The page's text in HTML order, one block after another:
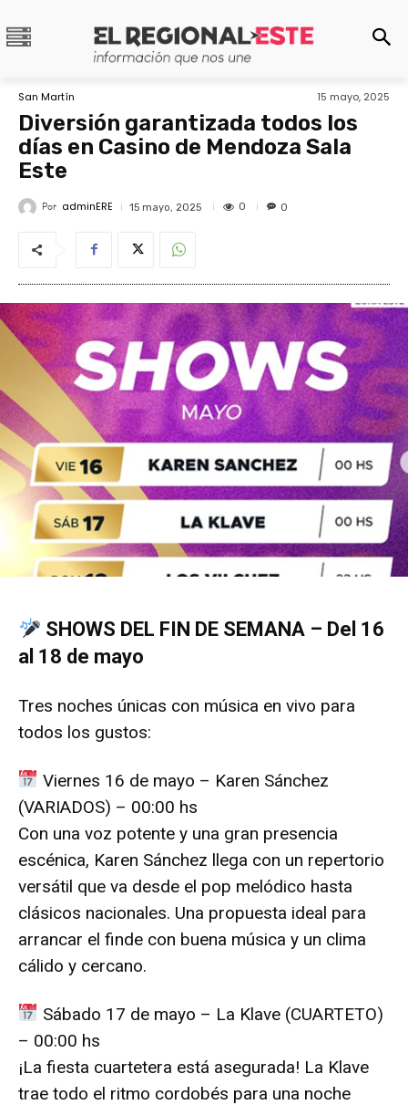
San Martín 15 mayo, 2025
Diversión garantizada todos los
días en Casino de Mendoza Sala
Este
Por adminERE 15 mayo, 2025 0 0
SHOWS DEL FIN DE SEMANA – Del 16
al 18 de mayo
Tres noches únicas con música en vivo para
todos los gustos:
Viernes 16 de mayo – Karen Sánchez
(VARIADOS) – 00:00 hs
Con una voz potente y una gran presencia
escénica, Karen Sánchez llega con un repertorio
versátil que va desde el pop melódico hasta
clásicos nacionales. Una propuesta ideal para
arrancar el finde con buena música y un clima
cálido y cercano.
Sábado 17 de mayo – La Klave (CUARTETO)
– 00:00 hs
¡La fiesta cuartetera está asegurada! La Klave
trae todo el ritmo cordobés para una noche